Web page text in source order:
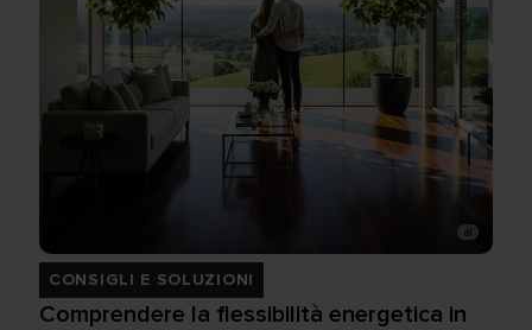
CONSIGLI E SOLUZIONI
Comprendere la flessibilità energetica in